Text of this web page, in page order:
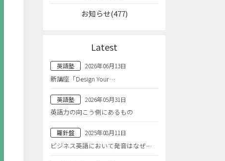
お知らせ(477)
Latest
英語塾 2026年06月13日
新講座「Design Your…
英語塾 2026年05月31日
英語力の向こう側にあるもの
羅針盤 2025年08月11日
ビジネス英語において発音はなぜ…